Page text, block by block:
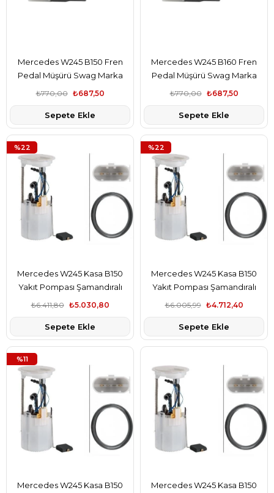
Mercedes W245 B150 Fren
Pedal Müşürü Swag Marka
A0015456709
₺687,50
₺770,00
Sepete Ekle
Mercedes W245 B160 Fren
Pedal Müşürü Swag Marka
A0015456709
₺687,50
₺770,00
Sepete Ekle
Mercedes W245 Kasa B150
Yakıt Pompası Şamandıralı
Valeo Marka A1694700494
₺5.030,80
₺6.411,80
Sepete Ekle
%22
Mercedes W245 Kasa B150
Yakıt Pompası Şamandıralı
Hella Marka A1694700494
₺4.712,40
₺6.005,99
Sepete Ekle
%22
Mercedes W245 Kasa B150
%11
Mercedes W245 Kasa B150